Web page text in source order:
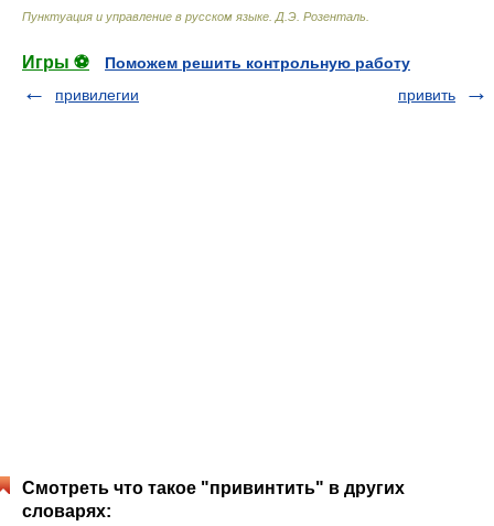
Пунктуация и управление в русском языке Д.Э. Розенталь
Игры ⚽
Поможем решить контрольную работу
привилегии
привить
Смотреть что такое "привинтить" в других
словарях: